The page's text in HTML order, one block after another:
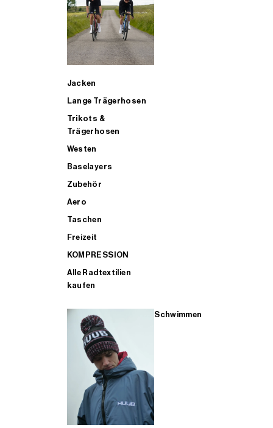
Jacken
Lange Trägerhosen
Trikots &
Trägerhosen
Westen
Baselayers
Zubehör
Aero
Taschen
Freizeit
KOMPRESSION
Alle Radtextilien
kaufen
Schwimmen
ALLE TRIATHLONARTIKEL FÜR MÄNNER KAUFEN